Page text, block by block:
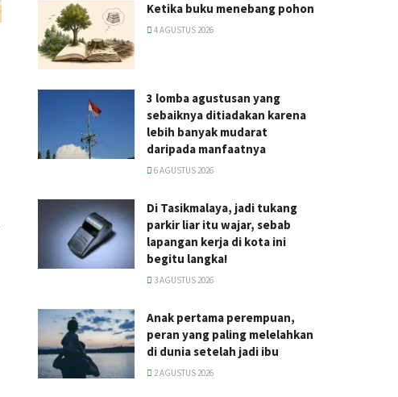
Ketika buku menebang pohon
4 AGUSTUS 2026
3 lomba agustusan yang
sebaiknya ditiadakan karena
lebih banyak mudarat
daripada manfaatnya
6 AGUSTUS 2026
Di Tasikmalaya, jadi tukang
parkir liar itu wajar, sebab
lapangan kerja di kota ini
begitu langka!
3 AGUSTUS 2026
Anak pertama perempuan,
peran yang paling melelahkan
di dunia setelah jadi ibu
2 AGUSTUS 2026